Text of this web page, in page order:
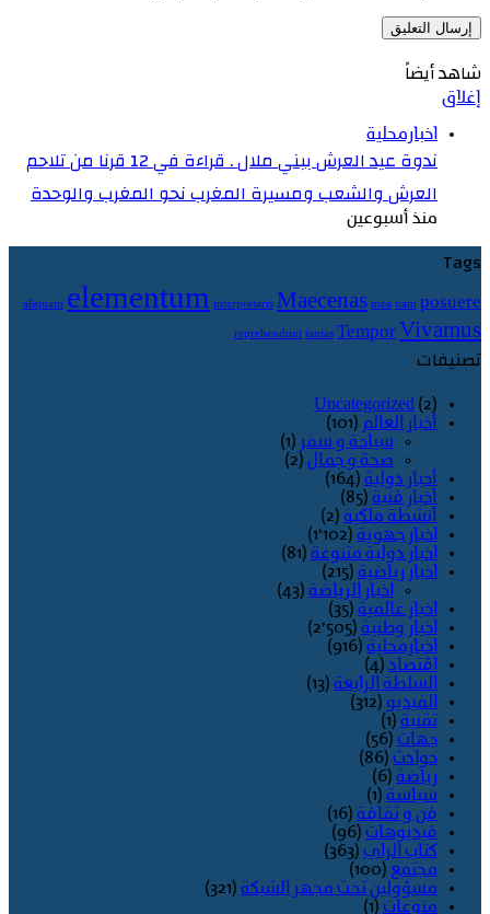
شاهد أيضاً
إغلاق
اخبارمحلية
ندوة عيد العرش ببني ملال . قراءة في 12 قرنا من تلاحم
العرش والشعب ومسيرة المغرب نحو المغرب والوحدة
منذ أسبوعين
Tags
aliquam elementum interpretaris Maecenas mea nam posuere
reprehendunt tantas Tempor Vivamus
تصنيفات
Uncategorized (2)
أخبار العالم (101)
سياحة و سفر (1)
صحة و جمال (2)
أخبار دولية (164)
أخبار فنية (85)
أنشطة ملكية (2)
اخبار جهوية (1٬102)
اخبار دولية متنوعة (81)
اخبار رياضية (215)
اخبار الرياضة (43)
اخبار عالمية (35)
اخبار وطنية (2٬505)
اخبارمحلية (916)
اقتصاد (4)
السلطة الرابعة (13)
الفيديو (312)
تقنية (1)
جهات (56)
حوادث (86)
رياضة (6)
سياسة (1)
فن و ثقافة (16)
فيديوهات (96)
كتاب الراي (363)
مجتمع (100)
مسؤولين تحت مجهر الشبكة (321)
منوعات (1)